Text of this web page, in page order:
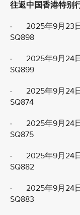
往返中国香港特别
· 2025年9月23日
SQ898
· 2025年9月24日
SQ899
· 2025年9月24日
SQ874
· 2025年9月24日
SQ875
· 2025年9月24日
SQ882
· 2025年9月24日
SQ883